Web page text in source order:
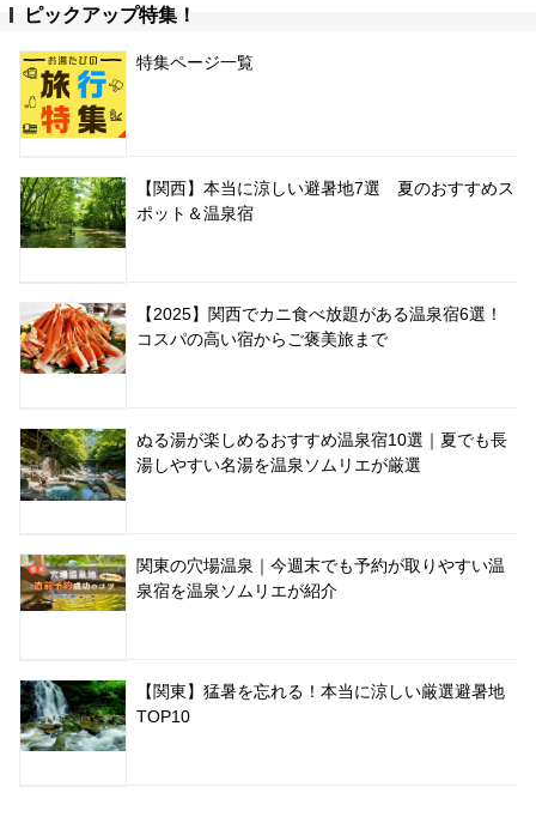
ピックアップ特集！
特集ページ一覧
【関西】本当に涼しい避暑地7選 夏のおすすめス
ポット＆温泉宿
【2025】関西でカニ食べ放題がある温泉宿6選！
コスパの高い宿からご褒美旅まで
ぬる湯が楽しめるおすすめ温泉宿10選｜夏でも長
湯しやすい名湯を温泉ソムリエが厳選
関東の穴場温泉｜今週末でも予約が取りやすい温
泉宿を温泉ソムリエが紹介
【関東】猛暑を忘れる！本当に涼しい厳選避暑地
TOP10